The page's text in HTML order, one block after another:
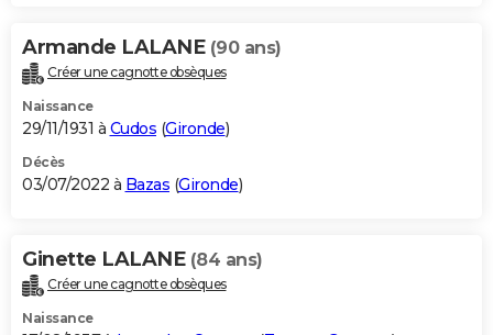
Armande LALANE (90 ans)
Créer une cagnotte obsèques
Naissance
29/11/1931 à Cudos (Gironde)
Décès
03/07/2022 à Bazas (Gironde)
Ginette LALANE (84 ans)
Créer une cagnotte obsèques
Naissance